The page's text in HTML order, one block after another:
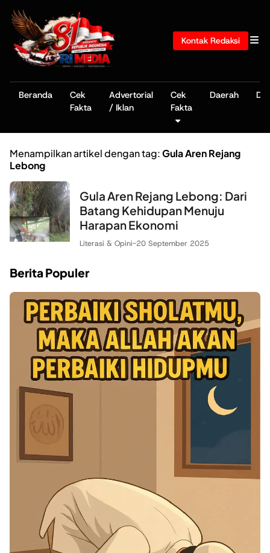
Kontak Redaksi
Beranda
Cek
Fakta
Advertorial
/ Iklan
Cek
Fakta
Daerah
Menampilkan artikel dengan tag:Gula Aren Rejang
Lebong
Gula Aren Rejang Lebong: Dari
Batang Kehidupan Menuju
Harapan Ekonomi
Literasi & Opini-20 September 2025
Berita Populer